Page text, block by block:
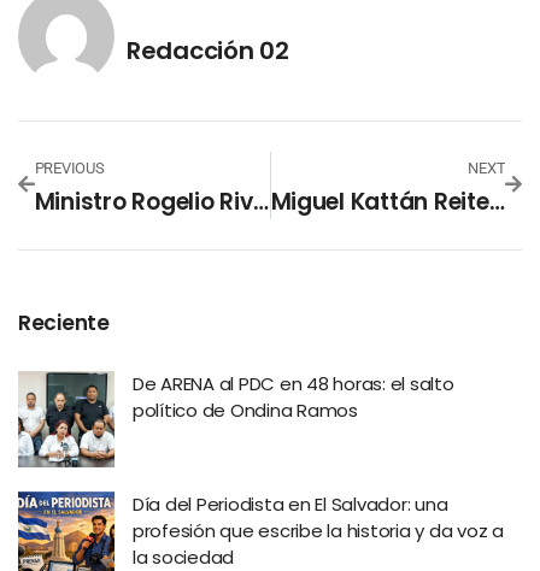
Redacción 02
PREVIOUS
Ministro Rogelio Rivas Informa Captura De Peligroso Terrorista Con 4 Pistolas Y Una Subametralladora
NEXT
Miguel Kattán Reitera Que El Gobierno Es El Menos Interesado En Cerrar La Economía
Reciente
De ARENA al PDC en 48 horas: el salto
político de Ondina Ramos
Día del Periodista en El Salvador: una
profesión que escribe la historia y da voz a
la sociedad